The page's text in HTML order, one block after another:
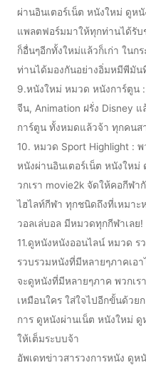
ผ่านอินเตอร์เน็ต หนังใหม่ ดูห
แพลตฟอร์มมาให้ทุกท่านได้รั
ก็อื่นๆอีกทั้งใหม่แล้วก็เก่า ในก
ท่านได้มองกันอย่างอิ่มหมีพีมัน
9.หนังใหม่ หมวด หนังการ์ตูน
จีน, Animation ฝรั่ง Disney
การ์ตูน ทั้งหมดแล้วจ้า ทุกคนส
10. หมวด Sport Highlight :
หนังผ่านอินเตอร์เน็ต หนังใหม่
วกเรา movie2k จัดให้คอกีฬา
ไฮไลท์กีฬา ทุกชนิดถึงที่เหมาะ
วอลเล่บอล มีหมวดทุกกีฬาเลย!
11.ดูหนังหนังออนไลน์ หมวด
รวบรวมหนังที่มีหลายๆภาคเอ
จะดูหนังที่มีหลายๆภาค พวกเ
เหมือนใคร ใส่ใจไปอีกขั้นด้วย
การ ดูหนังผ่านเน็ต หนังใหม่ ดู
ให้เต็มระบบจ้า
อัพเดทข่าวสารวงการหนัง ดู